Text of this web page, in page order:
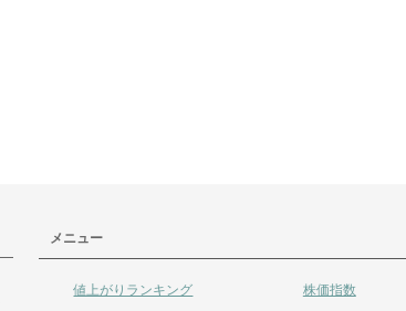
メニュー
値上がりランキング
株価指数